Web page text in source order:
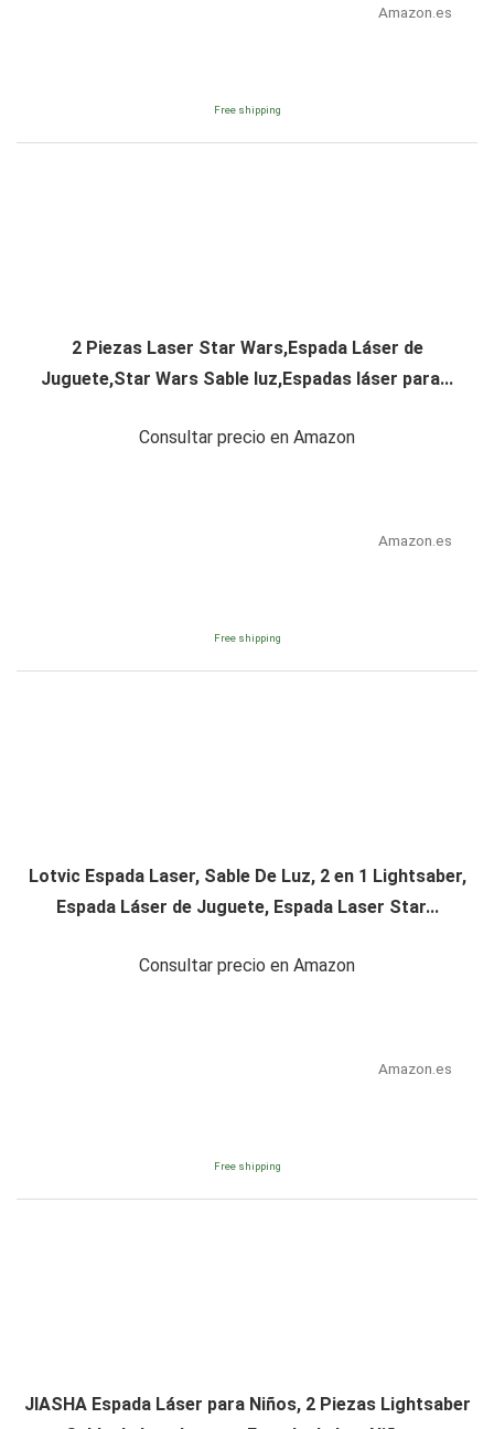
Amazon.es
Free shipping
2 Piezas Laser Star Wars,Espada Láser de
Juguete,Star Wars Sable luz,Espadas láser para...
Consultar precio en Amazon
Amazon.es
Free shipping
Lotvic Espada Laser, Sable De Luz, 2 en 1 Lightsaber,
Espada Láser de Juguete, Espada Laser Star...
Consultar precio en Amazon
Amazon.es
Free shipping
JIASHA Espada Láser para Niños, 2 Piezas Lightsaber